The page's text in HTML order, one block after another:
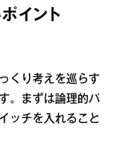
イント
くり考えを巡らす
。まずは論理的パ
ッチを入れること